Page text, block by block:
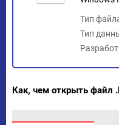
Тип
Тип
Как, чем открыть файл